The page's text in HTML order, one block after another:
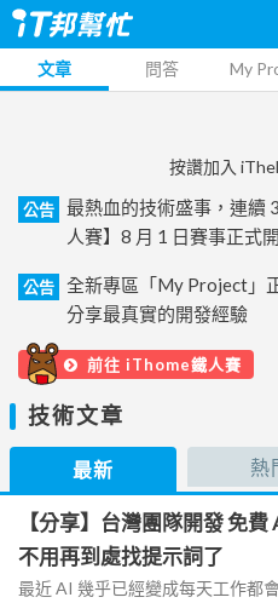
文章 問答 My
按讚加入
公告
最熱血的技術盛事，連續
人賽】8 月 1 日賽事正式
公告
全新專區「My Project」
分享最真實的開發經驗
前往 iThome鐵人賽
技術文章
最新 熱
【分享】台灣團隊開發 免
不用再到處找提示詞了
最近 AI 幾乎已經變成每天工作都